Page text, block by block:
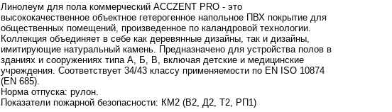
Линолеум для пола коммерческий ACCZENT PRO - это
высококачественное объектное гетерогенное напольное ПВХ покрытие для
общественных помещений, произведенное по каландровой технологии.
Коллекция объединяет в себе как деревянные дизайны, так и дизайны,
имитирующие натуральный камень. Предназначено для устройства полов в
зданиях и сооружениях типа А, Б, В, включая детские и медицинские
учреждения. Соответствует 34/43 классу применяемости по EN ISO 10874
(EN 685).
Норма отпуска: рулон.
Показатели пожарной безопасности: КМ2 (В2, Д2, Т2, РП1)